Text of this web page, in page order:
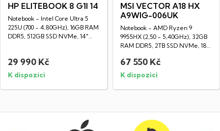
HP ELITEBOOK 8 G1I 14
Notebook - Intel Core Ultra 5
225U (700 - 4,80GHz), 16GB RAM
DDR5, 512GB SSD NVMe, 14"
29 990 Kč
K dispozici
MSI VECTOR A18 HX
A9WIG-006UK
Notebook - AMD Ryzen 9
9955HX (2,50 - 5,40GHz), 32GB
RAM DDR5, 2TB SSD NVMe, 18"
67 550 Kč
K dispozici